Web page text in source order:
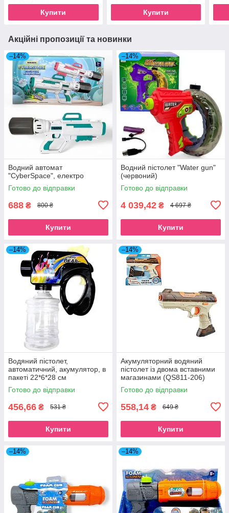
Купити Купити
Акційні пропозиції та новинки
–14%
Водний автомат
"CyberSpace", електро
Готово до відправки
688 ₴ 800 ₴
Купити
–14%
Водний пістолет "Water gun"
(червоний)
Готово до відправки
4 039,42 ₴ 4 697 ₴
Купити
–14%
Водяний пістолет,
автоматичний, акумулятор, в
пакеті 22*6*28 см
Готово до відправки
456,66 ₴ 531 ₴
Купити
–14%
Акумуляторний водяний
пістолет із двома вставними
магазинами (QS811-206)
Готово до відправки
558,14 ₴ 649 ₴
Купити
–14% –14%